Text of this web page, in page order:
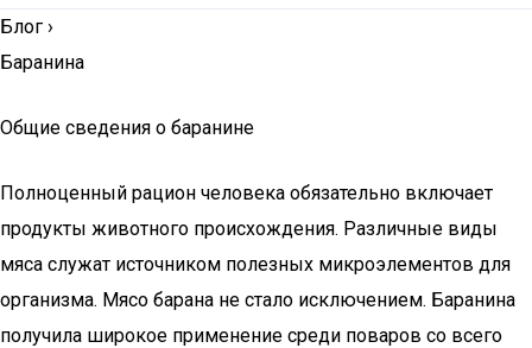
Блог ›
Баранина
Общие сведения о баранине
Полноценный рацион человека обязательно включает
продукты животного происхождения. Различные виды
мяса служат источником полезных микроэлементов для
организма. Мясо барана не стало исключением. Баранина
получила широкое применение среди поваров со всего